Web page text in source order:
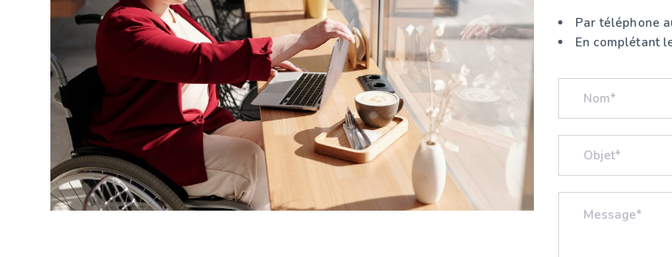
Par téléphone
En complétant